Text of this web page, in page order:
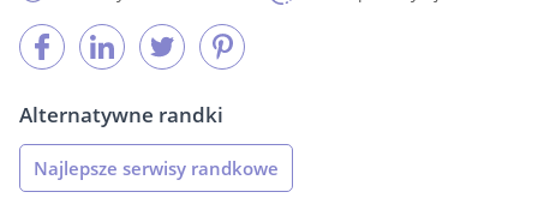
Alternatywne randki
Najlepsze serwisy randkowe